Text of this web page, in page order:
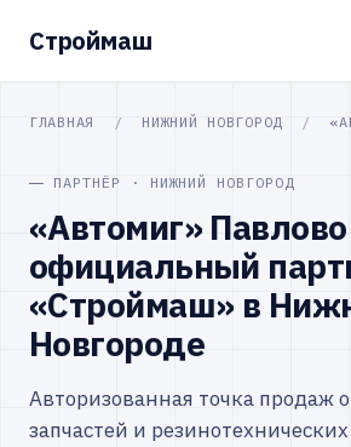
Строймаш
ГЛАВНАЯ / НИЖНИЙ НОВГОРОД /
ПАРТНЁР · НИЖНИЙ НОВГОРОД
«Автомиг»
официальный
«Строймаш» в
Новгороде
Авторизованная точка продаж
запчастей и